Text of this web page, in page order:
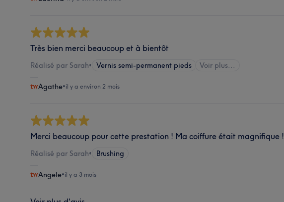
Très bien merci beaucoup et à bientôt
Réalisé par Sarah• Vernis semi-permanent pieds Voir plus...
Agathe•il y a environ 2 mois
Merci beaucoup pour cette prestation ! Ma coiffure était magnifique !
Réalisé par Sarah• Brushing
Angele•il y a 3 mois